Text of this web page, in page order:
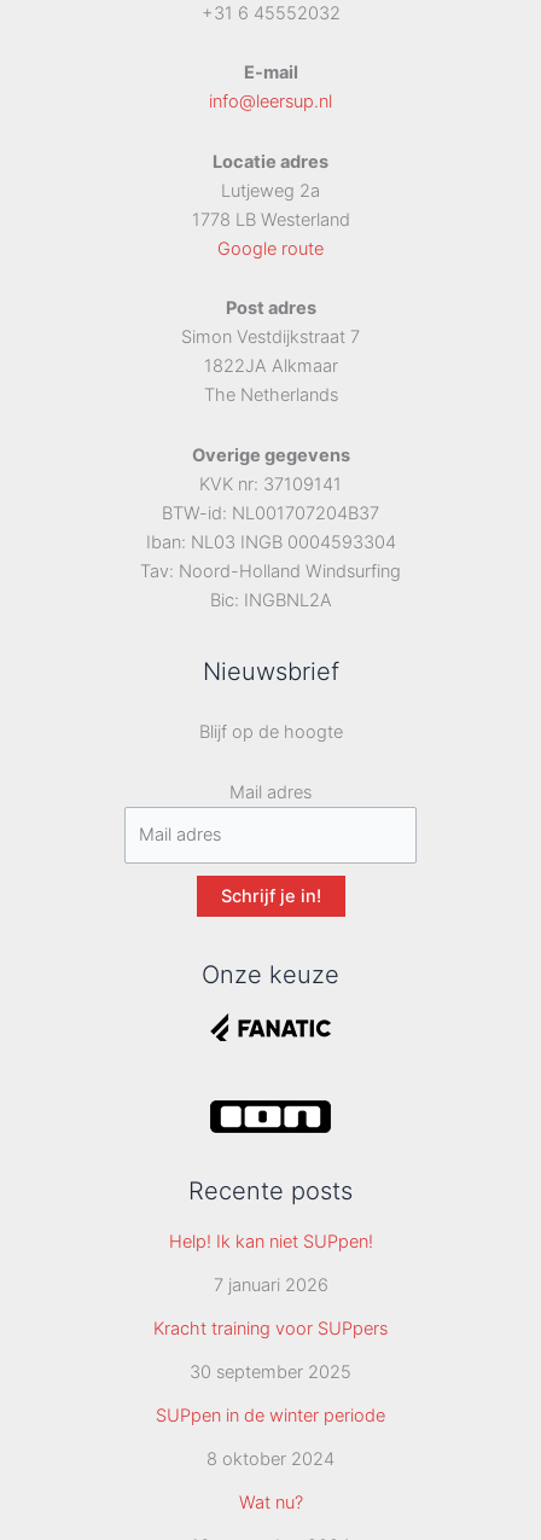
+31 6 45552032
E-mail
info@leersup.nl
Locatie adres
Lutjeweg 2a
1778 LB Westerland
Google route
Post adres
Simon Vestdijkstraat 7
1822JA Alkmaar
The Netherlands
Overige gegevens
KVK nr: 37109141
BTW-id: NL001707204B37
Iban: NL03 INGB 0004593304
Tav: Noord-Holland Windsurfing
Bic: INGBNL2A
Nieuwsbrief
Blijf op de hoogte
Mail adres
Schrijf je in!
Onze keuze
Recente posts
Help! Ik kan niet SUPpen!
7 januari 2026
Kracht training voor SUPpers
30 september 2025
SUPpen in de winter periode
8 oktober 2024
Wat nu?